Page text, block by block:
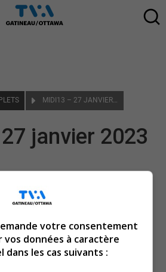
MIDI13 – 27 JANVIER 2023
janvier 2023
votre consentement
données à caractère
dans les cas suivants :